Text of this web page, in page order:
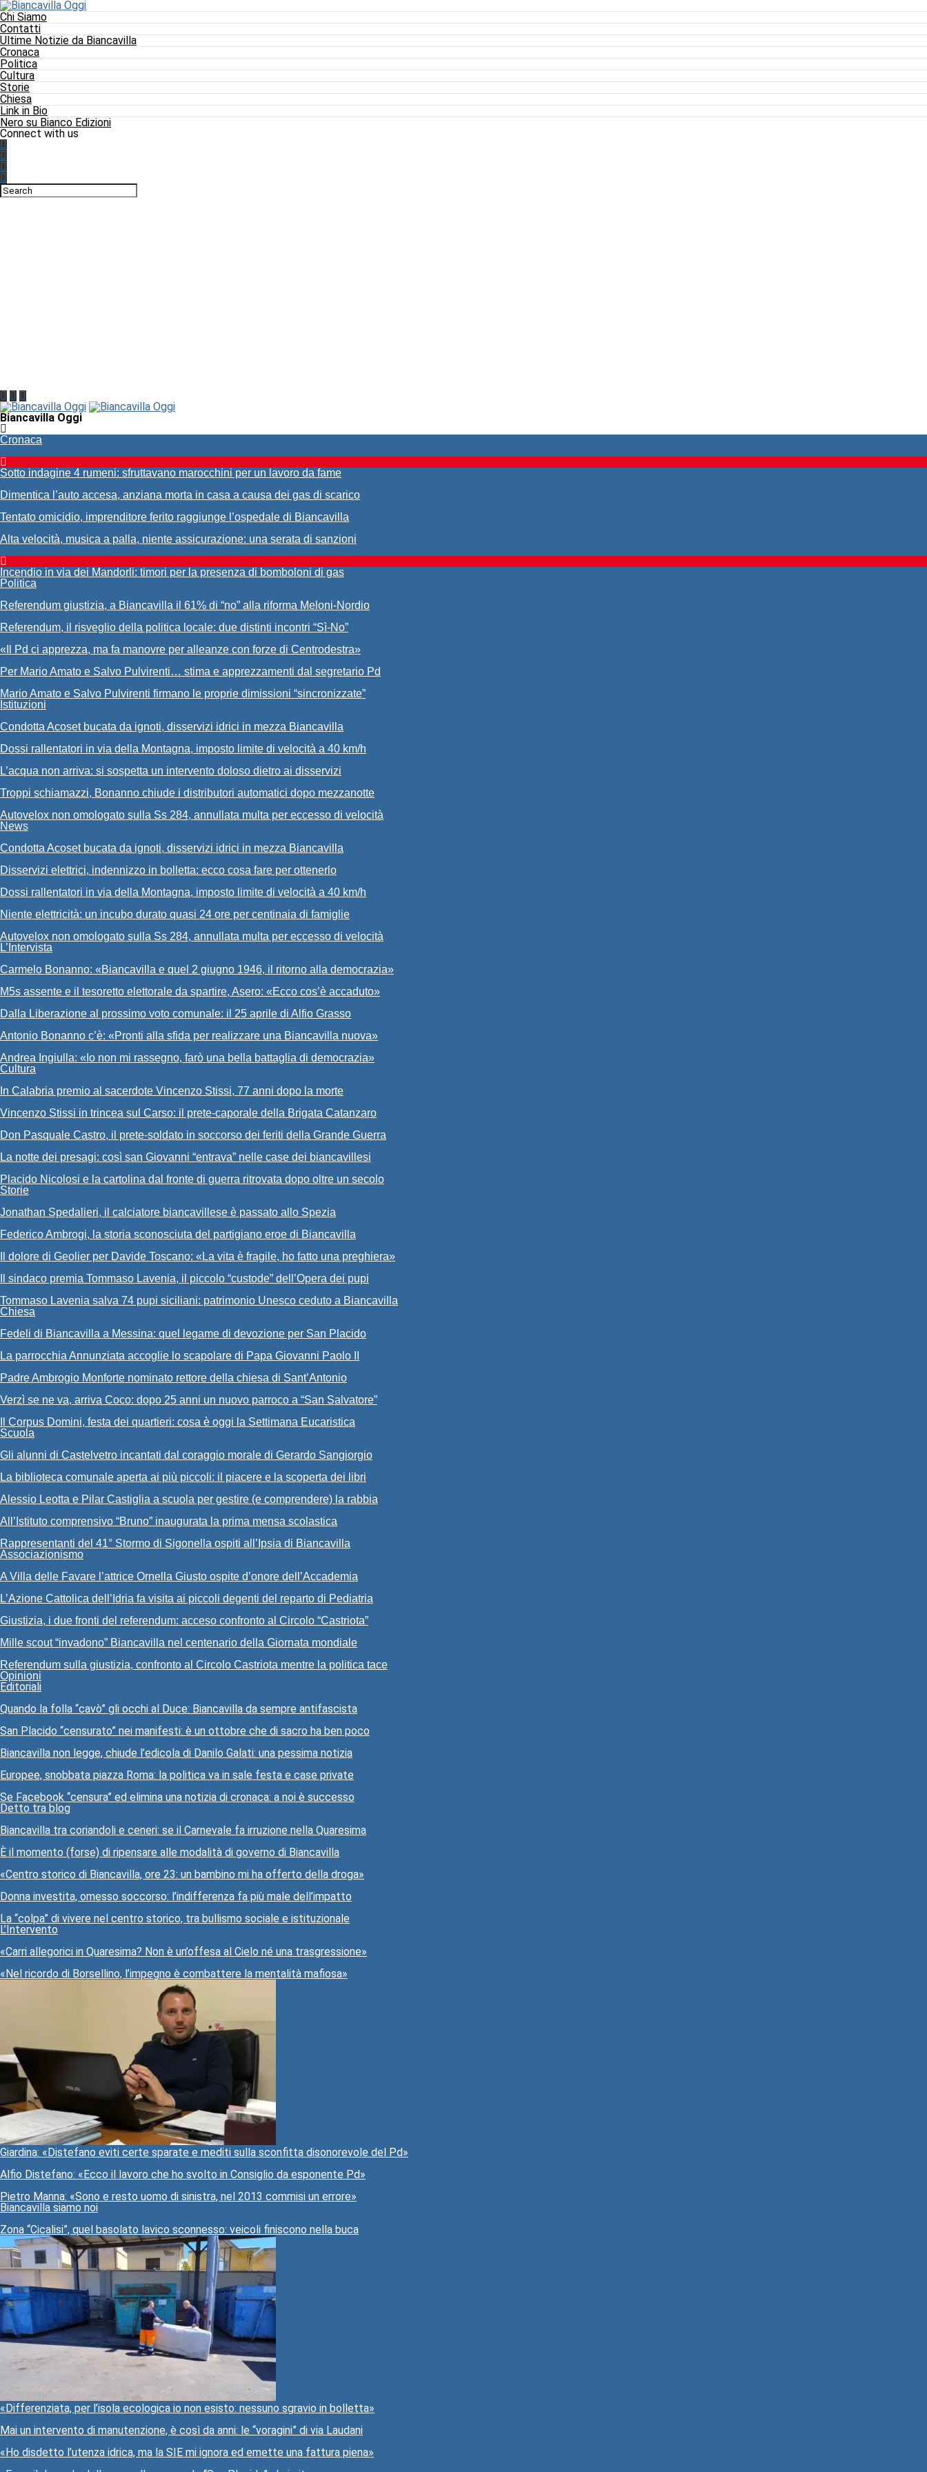
Chi Siamo
Contatti
Ultime Notizie da Biancavilla
Cronaca
Politica
Cultura
Storie
Chiesa
Link in Bio
Nero su Bianco Edizioni
Connect with us
Biancavilla Oggi
Cronaca
Sotto indagine 4 rumeni: sfruttavano marocchini per un lavoro da fame
Dimentica l’auto accesa, anziana morta in casa a causa dei gas di scarico
Tentato omicidio, imprenditore ferito raggiunge l’ospedale di Biancavilla
Alta velocità, musica a palla, niente assicurazione: una serata di sanzioni
Incendio in via dei Mandorli: timori per la presenza di bomboloni di gas
Politica
Referendum giustizia, a Biancavilla il 61% di “no” alla riforma Meloni-Nordio
Referendum, il risveglio della politica locale: due distinti incontri “Sì-No”
«Il Pd ci apprezza, ma fa manovre per alleanze con forze di Centrodestra»
Per Mario Amato e Salvo Pulvirenti… stima e apprezzamenti dal segretario Pd
Mario Amato e Salvo Pulvirenti firmano le proprie dimissioni “sincronizzate”
Istituzioni
Condotta Acoset bucata da ignoti, disservizi idrici in mezza Biancavilla
Dossi rallentatori in via della Montagna, imposto limite di velocità a 40 km/h
L’acqua non arriva: si sospetta un intervento doloso dietro ai disservizi
Troppi schiamazzi, Bonanno chiude i distributori automatici dopo mezzanotte
Autovelox non omologato sulla Ss 284, annullata multa per eccesso di velocità
News
Condotta Acoset bucata da ignoti, disservizi idrici in mezza Biancavilla
Disservizi elettrici, indennizzo in bolletta: ecco cosa fare per ottenerlo
Dossi rallentatori in via della Montagna, imposto limite di velocità a 40 km/h
Niente elettricità: un incubo durato quasi 24 ore per centinaia di famiglie
Autovelox non omologato sulla Ss 284, annullata multa per eccesso di velocità
L’Intervista
Carmelo Bonanno: «Biancavilla e quel 2 giugno 1946, il ritorno alla democrazia»
M5s assente e il tesoretto elettorale da spartire, Asero: «Ecco cos’è accaduto»
Dalla Liberazione al prossimo voto comunale: il 25 aprile di Alfio Grasso
Antonio Bonanno c’è: «Pronti alla sfida per realizzare una Biancavilla nuova»
Andrea Ingiulla: «Io non mi rassegno, farò una bella battaglia di democrazia»
Cultura
In Calabria premio al sacerdote Vincenzo Stissi, 77 anni dopo la morte
Vincenzo Stissi in trincea sul Carso: il prete-caporale della Brigata Catanzaro
Don Pasquale Castro, il prete-soldato in soccorso dei feriti della Grande Guerra
La notte dei presagi: così san Giovanni “entrava” nelle case dei biancavillesi
Placido Nicolosi e la cartolina dal fronte di guerra ritrovata dopo oltre un secolo
Storie
Jonathan Spedalieri, il calciatore biancavillese è passato allo Spezia
Federico Ambrogi, la storia sconosciuta del partigiano eroe di Biancavilla
Il dolore di Geolier per Davide Toscano: «La vita è fragile, ho fatto una preghiera»
Il sindaco premia Tommaso Lavenia, il piccolo “custode” dell’Opera dei pupi
Tommaso Lavenia salva 74 pupi siciliani: patrimonio Unesco ceduto a Biancavilla
Chiesa
Fedeli di Biancavilla a Messina: quel legame di devozione per San Placido
La parrocchia Annunziata accoglie lo scapolare di Papa Giovanni Paolo II
Padre Ambrogio Monforte nominato rettore della chiesa di Sant’Antonio
Verzì se ne va, arriva Coco: dopo 25 anni un nuovo parroco a “San Salvatore”
Il Corpus Domini, festa dei quartieri: cosa è oggi la Settimana Eucaristica
Scuola
Gli alunni di Castelvetro incantati dal coraggio morale di Gerardo Sangiorgio
La biblioteca comunale aperta ai più piccoli: il piacere e la scoperta dei libri
Alessio Leotta e Pilar Castiglia a scuola per gestire (e comprendere) la rabbia
All’Istituto comprensivo “Bruno” inaugurata la prima mensa scolastica
Rappresentanti del 41° Stormo di Sigonella ospiti all’Ipsia di Biancavilla
Associazionismo
A Villa delle Favare l’attrice Ornella Giusto ospite d’onore dell’Accademia
L’Azione Cattolica dell’Idria fa visita ai piccoli degenti del reparto di Pediatria
Giustizia, i due fronti del referendum: acceso confronto al Circolo “Castriota”
Mille scout “invadono” Biancavilla nel centenario della Giornata mondiale
Referendum sulla giustizia, confronto al Circolo Castriota mentre la politica tace
Opinioni
Editoriali
Quando la folla “cavò” gli occhi al Duce: Biancavilla da sempre antifascista
San Placido “censurato” nei manifesti: è un ottobre che di sacro ha ben poco
Biancavilla non legge, chiude l’edicola di Danilo Galati: una pessima notizia
Europee, snobbata piazza Roma: la politica va in sale festa e case private
Se Facebook “censura” ed elimina una notizia di cronaca: a noi è successo
Detto tra blog
Biancavilla tra coriandoli e ceneri: se il Carnevale fa irruzione nella Quaresima
È il momento (forse) di ripensare alle modalità di governo di Biancavilla
«Centro storico di Biancavilla, ore 23: un bambino mi ha offerto della droga»
Donna investita, omesso soccorso: l’indifferenza fa più male dell’impatto
La “colpa” di vivere nel centro storico, tra bullismo sociale e istituzionale
L’Intervento
«Carri allegorici in Quaresima? Non è un’offesa al Cielo né una trasgressione»
«Nel ricordo di Borsellino, l’impegno è combattere la mentalità mafiosa»
Giardina: «Distefano eviti certe sparate e mediti sulla sconfitta disonorevole del Pd»
Alfio Distefano: «Ecco il lavoro che ho svolto in Consiglio da esponente Pd»
Pietro Manna: «Sono e resto uomo di sinistra, nel 2013 commisi un errore»
Biancavilla siamo noi
Zona “Cicalisi”, quel basolato lavico sconnesso: veicoli finiscono nella buca
«Differenziata, per l’isola ecologica io non esisto: nessuno sgravio in bolletta»
Mai un intervento di manutenzione, è così da anni: le “voragini” di via Laudani
«Ho disdetto l’utenza idrica, ma la SIE mi ignora ed emette una fattura piena»